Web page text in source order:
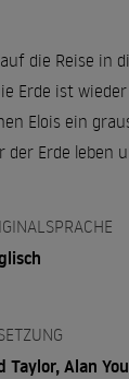
die Reise in
Erde ist
Elois ein
Erde leben
Taylor, Alan